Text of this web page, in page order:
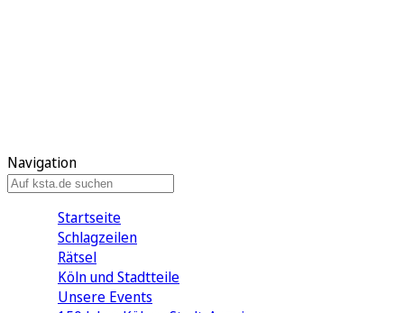
Navigation
Startseite
Schlagzeilen
Rätsel
Köln und Stadtteile
Unsere Events